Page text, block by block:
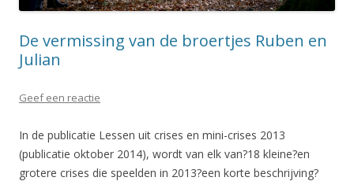
De vermissing van de broertjes Ruben en
Julian
Geef een reactie
In de publicatie Lessen uit crises en mini-crises 2013
(publicatie oktober 2014), wordt van elk van?18 kleine?en
grotere crises die speelden in 2013?een korte beschrijving?